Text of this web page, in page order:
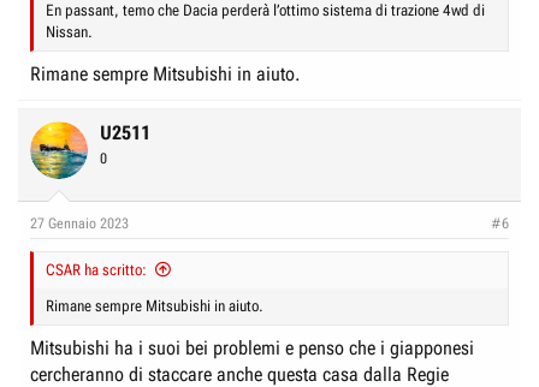
En passant, temo che Dacia perderà l’ottimo sistema di trazione 4wd di
Nissan.
Rimane sempre Mitsubishi in aiuto.
U2511
0
27 Gennaio 2023 #6
CSAR ha scritto:
Rimane sempre Mitsubishi in aiuto.
Mitsubishi ha i suoi bei problemi e penso che i giapponesi
cercheranno di staccare anche questa casa dalla Regie